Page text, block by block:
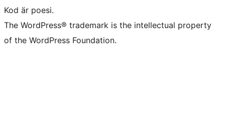
Kod är poesi.
The WordPress® trademark is the intellectual property
of the WordPress Foundation.